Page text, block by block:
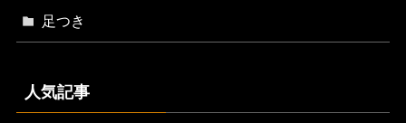
足つき
人気記事